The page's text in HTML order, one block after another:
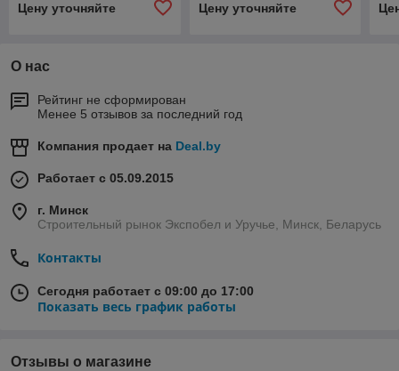
Цену уточняйте
Цену уточняйте
О нас
Рейтинг не сформирован
Менее 5 отзывов за последний год
Компания продает на Deal.by
Работает с 05.09.2015
г. Минск
Строительный рынок Экспобел и Уручье, Минск, Беларусь
Контакты
Сегодня работает с 09:00 до 17:00
Показать весь график работы
Отзывы о магазине